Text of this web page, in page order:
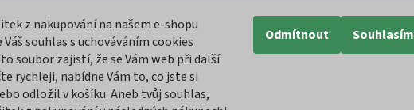
z nakupování na našem e-shopu
souhlas s uchováváním cookies
soubor zajistí, že se Vám web při další
rychleji, nabídne Vám to, co jste si
odložil v košíku. Aneb tvůj souhlas,
Odmítnout Souhlasím
Odstoupení od smlouvy
Moje objednávka
Obchodní podmínky
Ochrana osobních údajů
Cookies soubory